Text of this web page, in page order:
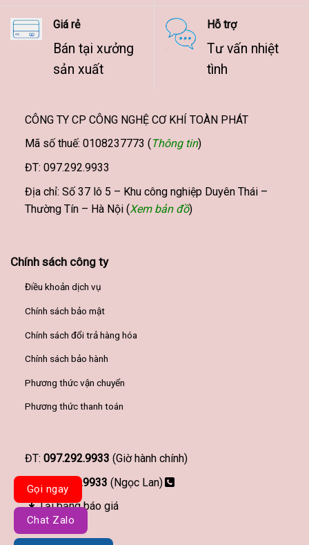
Giá rẻ
Bán tại xưởng
sản xuất
Hỗ trợ
Tư vấn nhiệt
tình
CÔNG TY CP CÔNG NGHỆ CƠ KHÍ TOÀN PHÁT
Mã số thuế: 0108237773 ( Thông tin)
ĐT: 097.292.9933
Địa chỉ: Số 37 lô 5 – Khu công nghiệp Duyên Thái –
Thường Tín – Hà Nội (Xem bản đồ)
Chính sách công ty
Điều khoản dịch vụ
Chính sách bảo mật
Chính sách đổi trả hàng hóa
Chính sách bảo hành
Phương thức vận chuyển
Phương thức thanh toán
ĐT: 097.292.9933 (Giờ hành chính)
097.292.9933 (Ngọc Lan)
Tải bảng báo giá
Gọi ngay
Chat Zalo